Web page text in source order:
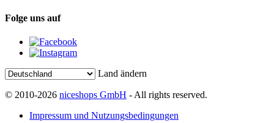
Folge uns auf
Land ändern
© 2010-2026 niceshops GmbH - All rights reserved.
Impressum und Nutzungsbedingungen